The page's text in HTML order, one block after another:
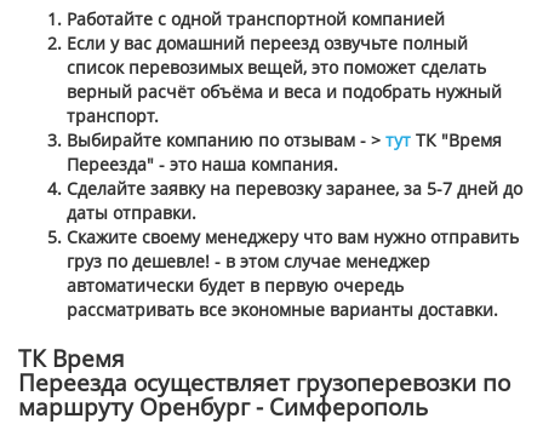
Работайте с одной транспортной компанией
Если у вас домашний переезд озвучьте полный
список перевозимых вещей, это поможет сделать
верный расчёт объёма и веса и подобрать нужный
транспорт.
Выбирайте компанию по отзывам - > тут ТК "Время
Переезда" - это наша компания.
Сделайте заявку на перевозку заранее, за 5-7 дней до
даты отправки.
Скажите своему менеджеру что вам нужно отправить
груз по дешевле! - в этом случае менеджер
автоматически будет в первую очередь
рассматривать все экономные варианты доставки.
ТК Время
Переезда осуществляет грузоперевозки по
маршруту Оренбург - Симферополь